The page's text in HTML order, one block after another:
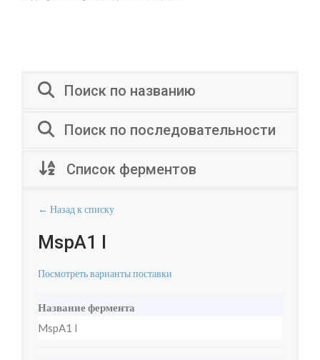
Поиск по названию
Поиск по последовательности
Список ферментов
← Назад к списку
MspA1 I
Посмотреть варианты поставки
Название фермента
MspA1 I